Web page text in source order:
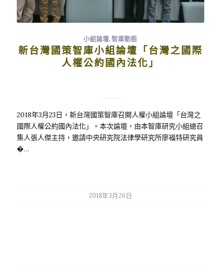
小組論壇,智庫動態
新台灣國策智庫小組論壇「台灣之國際
人權公約國內法化」
2018年3月23日，新台灣國策智庫召開人權小組論壇「台灣之
國際人權公約國內法化」。本次論壇，由本智庫研究小組總召
集人張人傑主持，邀請中央研究院法律學研究所廖福特研究員
�…
2018年3月26日